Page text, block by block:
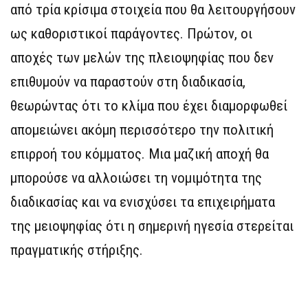
από τρία κρίσιμα στοιχεία που θα λειτουργήσουν
ως καθοριστικοί παράγοντες. Πρώτον, οι
αποχές των μελών της πλειοψηφίας που δεν
επιθυμούν να παραστούν στη διαδικασία,
θεωρώντας ότι το κλίμα που έχει διαμορφωθεί
απομειώνει ακόμη περισσότερο την πολιτική
επιρροή του κόμματος. Μια μαζική αποχή θα
μπορούσε να αλλοιώσει τη νομιμότητα της
διαδικασίας και να ενισχύσει τα επιχειρήματα
της μειοψηφίας ότι η σημερινή ηγεσία στερείται
πραγματικής στήριξης.